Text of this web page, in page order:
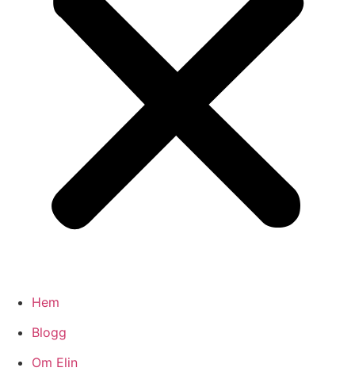
Hem
Blogg
Om Elin